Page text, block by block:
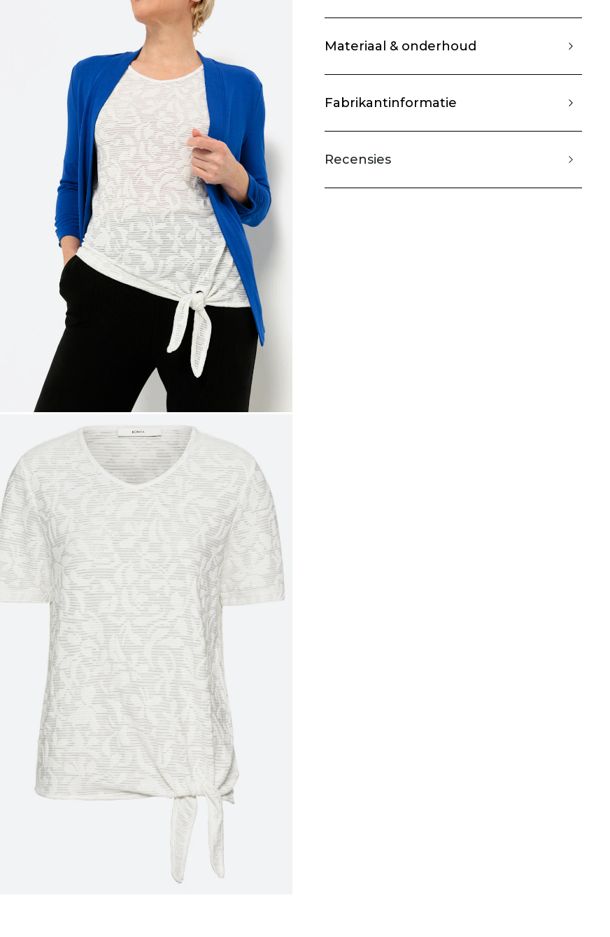
Materiaal & onderhoud
Fabrikantinformatie
Recensies